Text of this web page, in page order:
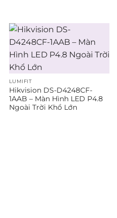
LUMIFIT
Hikvision DS-D4248CF-
1AAB – Màn Hình LED P4.8
Ngoài Trời Khổ Lớn